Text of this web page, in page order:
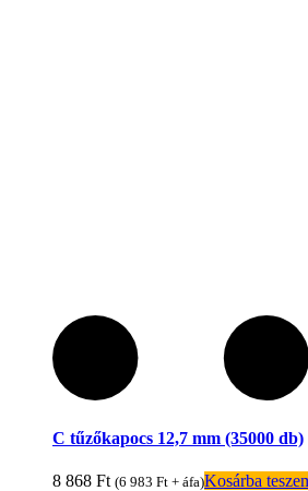
C tűzőkapocs 12,7 mm (35000 db)
8 868 Ft (6 983 Ft + áfa)Kosárba